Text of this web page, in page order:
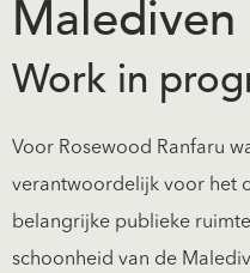
Malediven
Work in
Voor Rosewood Ranfaru
verantwoordelijk voor het
belangrijke publieke
schoonheid van de